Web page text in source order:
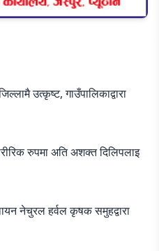
उत्कृष्ट, गाउँपालिकाद्वारा
रुपमा अति अशक्त दिलिपलाइ
नेचुरल हर्वल कृषक समुहद्वारा